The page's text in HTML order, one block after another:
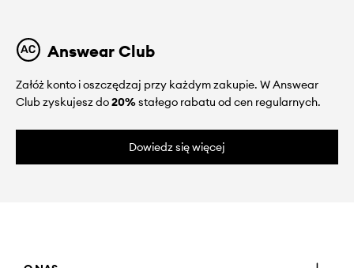
Answear Club
Załóż konto i oszczędzaj przy każdym zakupie. W Answear
Club zyskujesz do20%stałego rabatu od cen regularnych.
Dowiedz się więcej